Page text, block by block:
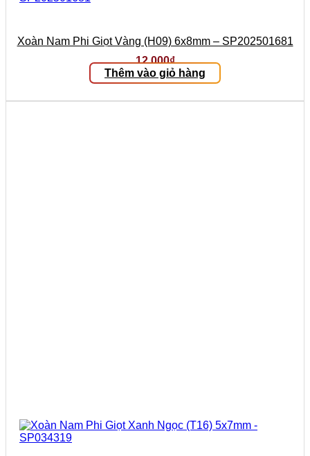
Xoàn Nam Phi Giọt Vàng (H09) 6x8mm – SP202501681
12.000₫
Thêm vào giỏ hàng